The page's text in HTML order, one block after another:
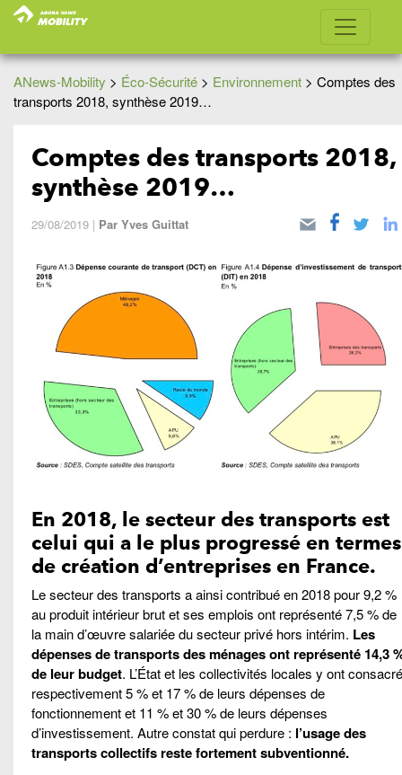
ANews-Mobility > Éco-Sécurité > Environnement > Comptes des
transports 2018, synthèse 2019…
Comptes des transports 2018,
synthèse 2019…
29/08/2019 | Par Yves Guittat
En 2018, le secteur des transports est
celui qui a le plus progressé en termes
de création d’entreprises en France.
Le secteur des transports a ainsi contribué en 2018 pour 9,2 %
au produit intérieur brut et ses emplois ont représenté 7,5 % de
la main d’œuvre salariée du secteur privé hors intérim. Les
dépenses de transports des ménages ont représenté 14,3
de leur budget. L’État et les collectivités locales y ont consacré
respectivement 5 % et 17 % de leurs dépenses de
fonctionnement et 11 % et 30 % de leurs dépenses
d’investissement. Autre constat qui perdure : l’usage des
transports collectifs reste fortement subventionné.